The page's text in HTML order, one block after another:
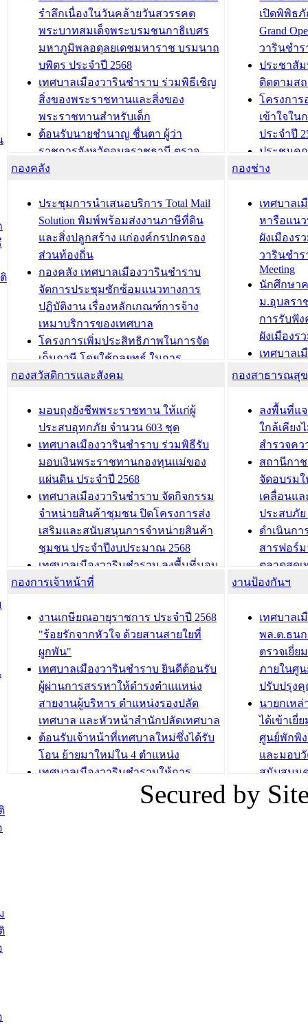
รำลึกเนื่องในวันคล้ายวันสวรรคต
พระบาทสมเด็จพระบรมชนกาธิเบศร
มหาภูมิพลอดุลยเดชมหาราช บรมนาถ
บพิตร ประจำปี 2568
เทศบาลเมืองวารินชำราบ ร่วมพิธีเชิญ
สิ่งของพระราชทานและสิ่งของ
พระราชทานสำหรับเด็ก
ต้อนรับนายชำนาญ ชื่นตา ผู้ว่า
ราชการจังหวัดอุบลราชธานี ตรวจ
ความเรียบร้อยของสถานที่ในการเตรี
องคมนตรี
สำนักทะเบียนท้องถิ่นเทศบาลเมือง
วารินชำราบ ดำเนินการมอบทะเบียน
บ้าน ทร.14 และบัตรประจำตัว
ประชาชนบุคคลประเภท 8 แก่บุคคลที่
ได้รับการเพิ่มชื่อในทะเบียนบ้าน
(ท.ร.14) กรณีคนไม่มีสัญชาติไทยได้รับ
อนุญาตให้มีถิ่นที่อยู่
ประชุมคณะกรรมการประเมินผลการ
ควบคุมภายในของ สำนัก/กอง/
โรงเรียน/ศูนย์พัฒนาเด็กเล็ก/สถานธนา
บทความ อื่นๆ ...
เปิดพิพิธภั
Grand
วารินชำร
ประชาสัม
ติดตามส
โครงกา
เข้าใจใน
ประจำปี
ประชุมค
ความเสี่ย
ประชุมที
ชีวา สร้า
ขับเคลื่อน
“เมืองแห่
บทความ อื่นๆ ...
กองคลัง
ประชุมการนำเสนอบริการ Total Mail
Solution พิมพ์พร้อมส่งงานภาษีที่ดิน
และสิ่งปลูกสร้าง แก่องค์กรปกครอง
ส่วนท้องถิ่น
กองคลัง เทศบาลเมืองวารินชำราบ
จัดการประชุมซักซ้อมแนวทางการ
ปฏิบัติงาน เรื่องหลักเกณฑ์การจ้าง
เหมาบริการของเทศบาล
โครงการเพิ่มประสิทธิภาพในการจัด
เก็บภาษี โดยใช้กลยุทธ์ ในการ
พัฒนาการจัดเก็บรายได้ ประจำปี พ.ศ.
เทศบาลเมืองวารินชำราบ ร่วมการ
ประชุมวิชาการระดับนานาชาติและ
นิทรรศการด้านนวัตกรรมท้องถิ่น 2568
และรับรางวัลทีมนักวิจัยดีเด่นจาก
นวัตกรรมโครงการทะเบียนภาษีป้าย
ประชุมผู้เช่าอาคารพาณิชย์ บริเวณ
ถนนเกษมสุขและถนนประทุมเทพภักดี
บทความ อื่นๆ ...
กองช่าง
เทศบาลเ
หารือแน
ผังเมืองร
วารินชำร
Meeting
นักศึกษา
ม.อุบลรา
การรับฟั
ผังเมืองร
เทศบาลเ
โครงการ
เทศบาล
รับฟังคว
ผังเมือง
วารินชำ
เทศบาล
ซักซ้อมแ
ประโยช
บทความ อื่นๆ ...
กองสวัสดิการและสังคม
มอบถุงยังชีพพระราชทาน ให้แก่ผู้
ประสบอุทกภัย จำนวน 603 ชุด
เทศบาลเมืองวารินชำราบ ร่วมพิธีรับ
มอบเงินพระราชทานกองทุนแม่ของ
แผ่นดิน ประจำปี 2568
เทศบาลเมืองวารินชำราบ จัดกิจกรรม
จำหน่ายสินค้าชุมชน ปิดโครงการส่ง
เสริมและสนับสนุนการจำหน่ายสินค้า
ชุมชน ประจำปีงบประมาณ 2568
เทศบาลเมืองวารินชำราบ ลงพื้นที่มอบ
น้ำดื่มแก่ผู้พักอาศัย ณ ศูนย์พักพิง
กองสวัสดิการสังคม เทศบาลเมือง
วารินชำราบ จัดโครงการอบรมอาชีพ
ระยะสั้น ประจำปี 2568 (หลักสูตรการ
ถักทอผลิตภัณฑ์จากถุงพลาสติก)
บทความ อื่นๆ ...
กองสาธารณสุ
ลงพื้นที่แ
ใกล้เคียง
สำรวจค
สถานีกา
จัดอบรม
เคลื่อนแ
ประสบภั
ดำเนินกา
สารฟอร์
ตลาดสดเ
วารินชำร
ถนนแก่เ
เด็กเล็ก
เทศบาลเ
ปรึกษาห
วัยของอ
บทความ อื่นๆ ...
กองการเจ้าหน้าที่
งานเกษียณอายุราชการ ประจำปี 2568
"ร้อยรักจากหัวใจ ด้วยสานสายใยที่
ผูกพัน"
เทศบาลเมืองวารินชำราบ ยินดีต้อนรับ
ผู้ผ่านการสรรหาให้ดำรงตำแแหน่ง
สายงานผู้บริหาร ตำแหน่งรองปลัด
เทศบาล และหัวหน้าสำนักปลัดเทศบาล
ต้อนรับเจ้าหน้าที่เทศบาลใหม่ซึ่งได้รับ
โอน ย้ายมาใหม่ใน 4 ตำแหน่ง
เทศบาลเมืองวารินชำราบให้การ
ต้อนรับพนักงานเทศบาลผู้ผ่านการ
สรรหาให้ดำรงตำแหน่งสายงานผู้
งานป้องกันฯ
เทศบาลเ
พล.ต.ธน
ตรวจเยี่ย
ภายในศู
ปรับปรุง
นายกเห
ได้เข้าเยี่
ศูนย์พักพิ
และมอบ
สนับสนุน
ภัยน้ำท่วม
ภาพบรร
Secured by